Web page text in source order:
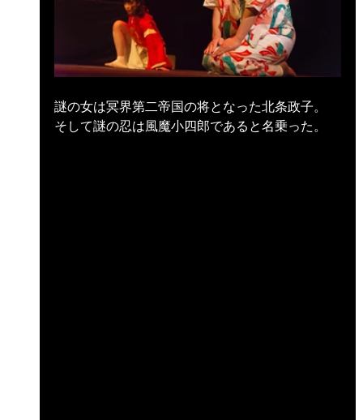
謎の女は冥界第二帝国の将となった北条政子。
そして謎の忍は風魔小四郎であると名乗った。